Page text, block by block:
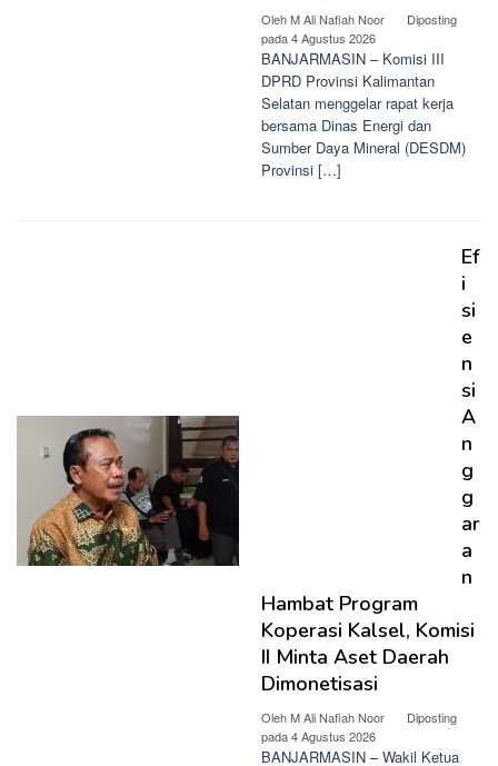
OlehM Ali Nafiah Noor
Diposting
pada4 Agustus 2026
BANJARMASIN – Komisi III
DPRD Provinsi Kalimantan
Selatan menggelar rapat kerja
bersama Dinas Energi dan
Sumber Daya Mineral (DESDM)
Provinsi […]
Ef
i
si
e
n
si
A
n
g
g
ar
a
n
Hambat Program
Koperasi Kalsel, Komisi
II Minta Aset Daerah
Dimonetisasi
OlehM Ali Nafiah Noor
Diposting
pada4 Agustus 2026
BANJARMASIN – Wakil Ketua